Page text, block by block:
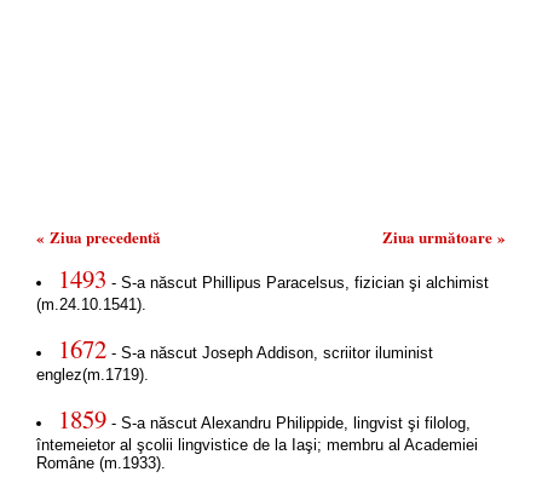
« Ziua precedentă Ziua următoare »
1493 - S-a născut Phillipus Paracelsus, fizician şi alchimist
(m.24.10.1541).
1672- S-a născut Joseph Addison, scriitor iluminist
englez(m.1719).
1859- S-a născut Alexandru Philippide, lingvist şi filolog,
întemeietor al şcolii lingvistice de la Iaşi; membru al Academiei
Române (m.1933).